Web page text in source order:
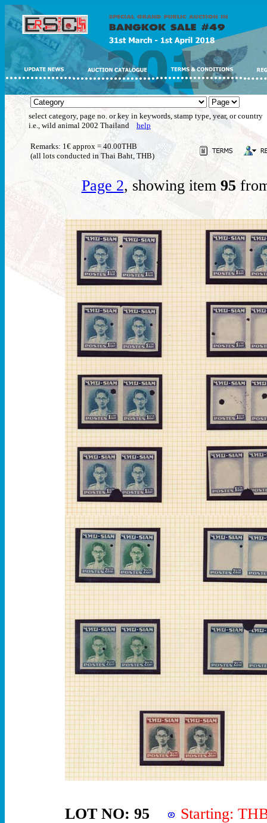
select category, page no. or key in keywords, stamp type, year, or country
i.e., wild animal 2002 Thailand help
Remarks: 1€ approx = 40.00THB
(all lots conducted in Thai Baht, THB)
Page 2, showing item 95
LOT NO: 95
Starting: